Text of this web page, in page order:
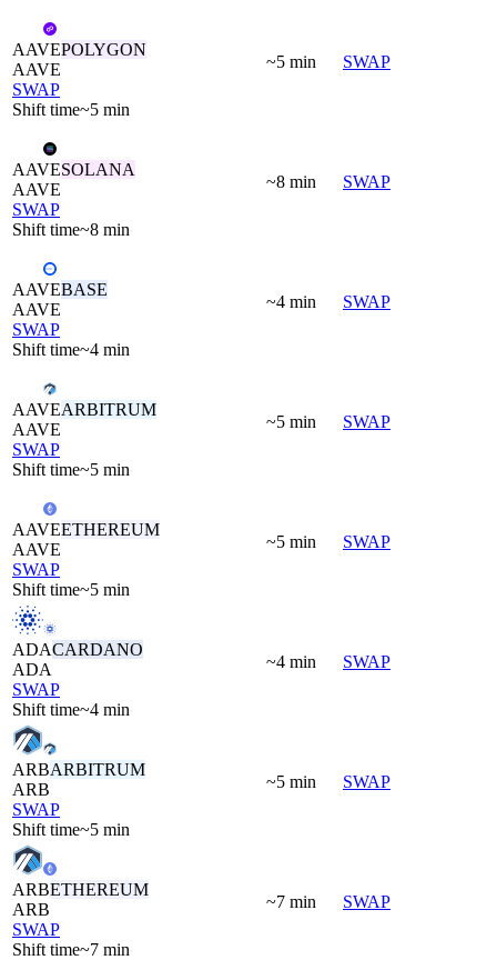
AAVEPOLYGON
AAVE
SWAP
Shift time~5 min
~5 min SWAP
AAVESOLANA
AAVE
SWAP
Shift time~8 min
~8 min SWAP
AAVEBASE
AAVE
SWAP
Shift time~4 min
~4 min SWAP
AAVEARBITRUM
AAVE
SWAP
Shift time~5 min
~5 min SWAP
AAVEETHEREUM
AAVE
SWAP
Shift time~5 min
~5 min SWAP
ADACARDANO
ADA
SWAP
Shift time~4 min
~4 min SWAP
ARBARBITRUM
ARB
SWAP
Shift time~5 min
~5 min SWAP
ARBETHEREUM
ARB
SWAP
Shift time~7 min
~7 min SWAP